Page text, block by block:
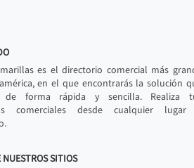
es el directorio comercial más
en el que encontrarás la solución
de forma rápida y sencilla. Realiza
comerciales desde cualquier
NUESTROS SITIOS